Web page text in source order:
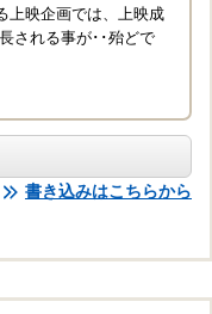
映企画では、上映成
される事が･･殆どで
書き込みはこちらから